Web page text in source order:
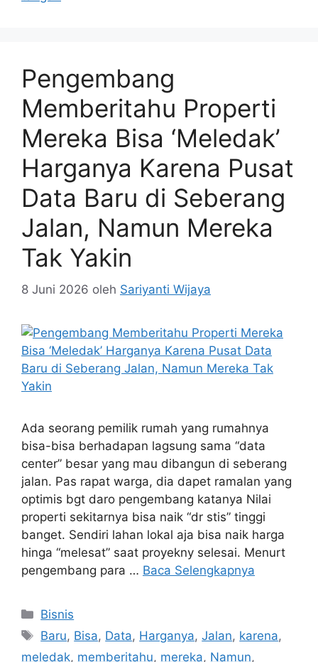
Pengembang
Memberitahu Properti
Mereka Bisa ‘Meledak’
Harganya Karena Pusat
Data Baru di Seberang
Jalan, Namun Mereka
Tak Yakin
8 Juni 2026 oleh Sariyanti Wijaya
Ada seorang pemilik rumah yang rumahnya
bisa-bisa berhadapan lagsung sama “data
center” besar yang mau dibangun di seberang
jalan. Pas rapat warga, dia dapet ramalan yang
optimis bgt daro pengembang katanya Nilai
properti sekitarnya bisa naik “dr stis” tinggi
banget. Sendiri lahan lokal aja bisa naik harga
hinga “melesat” saat proyekny selesai. Menurt
pengembang para … Baca Selengkapnya
Kategori
Bisnis
Tag
Baru, Bisa, Data, Harganya,Jalan, karena,
meledak, memberitahu, mereka, Namun,